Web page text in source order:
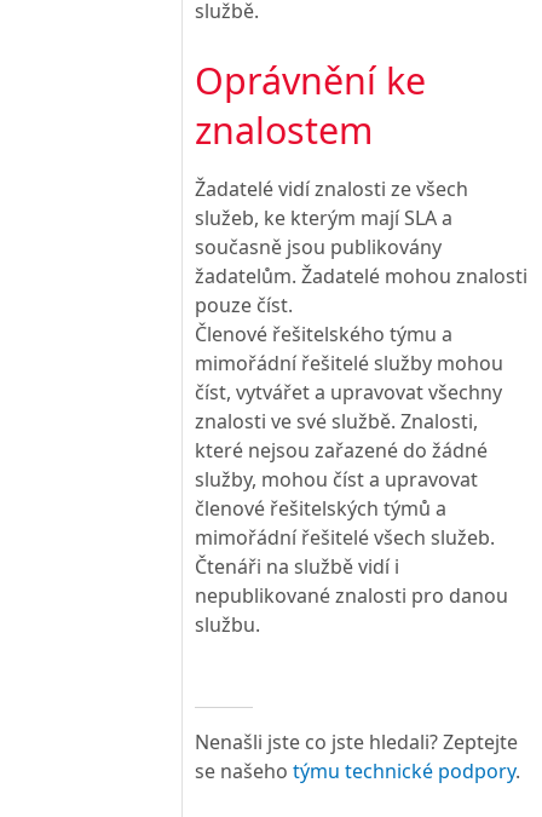
službě.
Oprávnění ke
znalostem
Žadatelé vidí znalosti ze všech
služeb, ke kterým mají SLA a
současně jsou publikovány
žadatelům. Žadatelé mohou znalosti
pouze číst.
Členové řešitelského týmu a
mimořádní řešitelé služby mohou
číst, vytvářet a upravovat všechny
znalosti ve své službě. Znalosti,
které nejsou zařazené do žádné
služby, mohou číst a upravovat
členové řešitelských týmů a
mimořádní řešitelé všech služeb.
Čtenáři na službě vidí i
nepublikované znalosti pro danou
službu.
Nenašli jste co jste hledali? Zeptejte
se našeho týmu technické podpory.